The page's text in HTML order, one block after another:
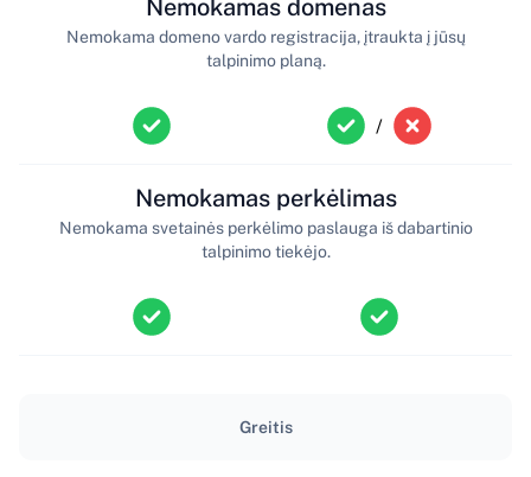
Nemokamas domenas
Nemokama domeno vardo registracija, įtraukta į jūsų
talpinimo planą.
/
Nemokamas perkėlimas
Nemokama svetainės perkėlimo paslauga iš dabartinio
talpinimo tiekėjo.
Greitis